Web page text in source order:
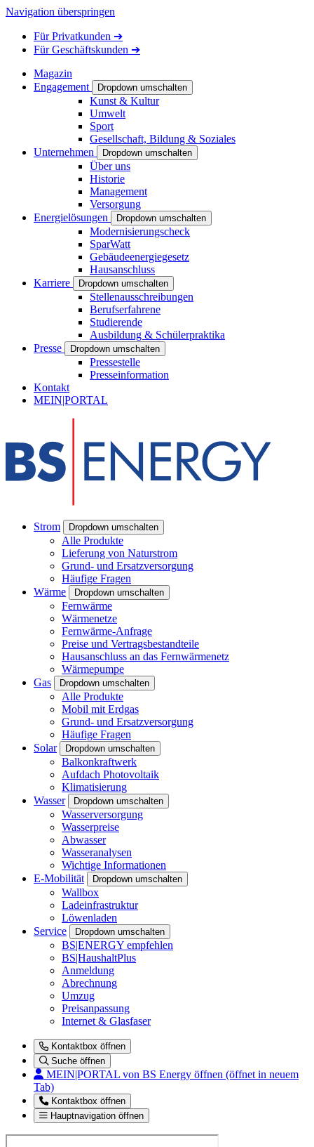
Navigation überspringen
FürPrivatkunden ➔
FürGeschäftskunden ➔
Magazin
Engagement
Dropdown umschalten
Kunst & Kultur
Umwelt
Sport
Gesellschaft, Bildung & Soziales
Unternehmen
Dropdown umschalten
Über uns
Historie
Management
Versorgung
Energielösungen
Dropdown umschalten
Modernisierungscheck
SparWatt
Gebäudeenergiegesetz
Hausanschluss
Karriere
Dropdown umschalten
Stellenausschreibungen
Berufserfahrene
Studierende
Ausbildung & Schülerpraktika
Presse
Dropdown umschalten
Pressestelle
Presseinformation
Kontakt
MEIN|PORTAL
Strom Dropdown umschalten
Alle Produkte
Lieferung von Naturstrom
Grund- und Ersatzversorgung
Häufige Fragen
Wärme
Dropdown umschalten
Fernwärme
Wärmenetze
Fernwärme-Anfrage
Preise und Vertragsbestandteile
Hausanschluss an das Fernwärmenetz
Wärmepumpe
Gas
Dropdown umschalten
Alle Produkte
Mobil mit Erdgas
Grund- und Ersatzversorgung
Häufige Fragen
Solar
Dropdown umschalten
Balkonkraftwerk
Aufdach Photovoltaik
Klimatisierung
Wasser
Dropdown umschalten
Wasserversorgung
Wasserpreise
Abwasser
Wasseranalysen
Wichtige Informationen
E-Mobilität
Dropdown umschalten
Wallbox
Ladeinfrastruktur
Löwenladen
Service
Dropdown umschalten
BS|ENERGY empfehlen
BS|HaushaltPlus
Anmeldung
Abrechnung
Umzug
Preisanpassung
Internet & Glasfaser
Kontaktbox öffnen
Suche öffnen
MEIN|PORTAL von BS Energy öffnen (öffnet in neuem
Tab)
Kontaktbox öffnen
Hauptnavigation öffnen